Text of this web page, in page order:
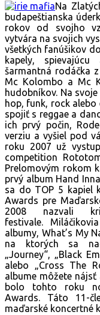
Na
budapeštianska
rokov od svojho
vytvára na svojich
všetkých fanúšikov
kapely,
šarmantná rodáčka
Mc Kolombo a Mc
hudobníkov. Na
hop, funk, rock
spojiť s reggae a
ich prvý počin,
verziu a vyšiel pod
roku 2007 už
competition
Prelomovým rokom
prvý album Hand
sa do TOP 5 kapiel
Awards pre
2008 nazvali
festivale.
albumy, What’s My
na ktorých sa
„Journey“, „Black
alebo „Cross The
albume môžete nájsť
bolo tohto roku
Awards. Táto 11-
maďarské koncertné